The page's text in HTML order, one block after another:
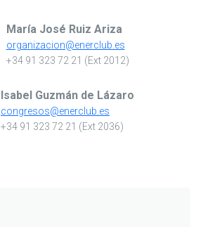
María José Ruiz Ariza
organizacion@enerclub.es
+34 91 323 72 21 (Ext 2012)
Isabel Guzmán de Lázaro
congresos@enerclub.es
+34 91 323 72 21 (Ext 2036)